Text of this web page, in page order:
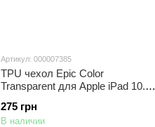
Артикул: 000007385
TPU чехол Epic Color
Transparent для Apple iPad 10.2"
(Оранжевый)
275 грн
В наличии